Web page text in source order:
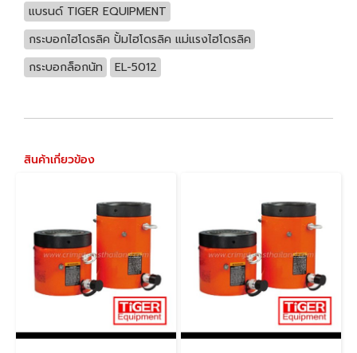
แบรนด์ TIGER EQUIPMENT
กระบอกไฮโดรลิค ปั้มไฮโดรลิค แม่แรงไฮโดรลิค
กระบอกล็อกนัท
EL-5012
สินค้าเกี่ยวข้อง